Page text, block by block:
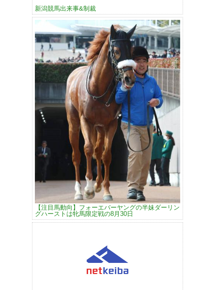
新潟競馬出来事&制裁
【注目馬動向】フォーエバーヤングの半妹ダーリン
グハーストは牝馬限定戦の8月30日